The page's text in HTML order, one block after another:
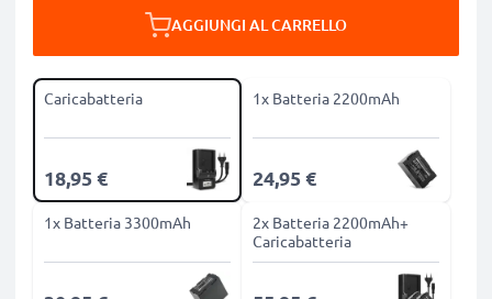
AGGIUNGI AL CARRELLO
Caricabatteria
18,95 €
1x Batteria 2200mAh
24,95 €
1x Batteria 3300mAh
2x Batteria 2200mAh+
Caricabatteria